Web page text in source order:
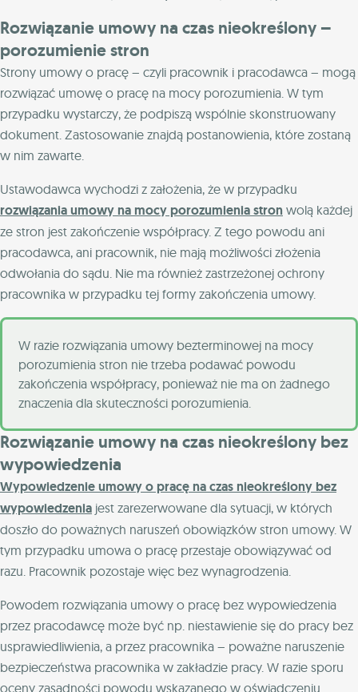
Rozwiązanie umowy na czas nieokreślony –
porozumienie stron
Strony umowy o pracę – czyli pracownik i pracodawca – mogą
rozwiązać umowę o pracę na mocy porozumienia. W tym
przypadku wystarczy, że podpiszą wspólnie skonstruowany
dokument. Zastosowanie znajdą postanowienia, które zostaną
w nim zawarte.
Ustawodawca wychodzi z założenia, że w przypadku
rozwiązania umowy na mocy porozumienia stron wolą każdej
ze stron jest zakończenie współpracy. Z tego powodu ani
pracodawca, ani pracownik, nie mają możliwości złożenia
odwołania do sądu. Nie ma również zastrzeżonej ochrony
pracownika w przypadku tej formy zakończenia umowy.
W razie rozwiązania umowy bezterminowej na mocy
porozumienia stron nie trzeba podawać powodu
zakończenia współpracy, ponieważ nie ma on żadnego
znaczenia dla skuteczności porozumienia.
Rozwiązanie umowy na czas nieokreślony bez
wypowiedzenia
Wypowiedzenie umowy o pracę na czas nieokreślony bez
wypowiedzenia jest zarezerwowane dla sytuacji, w których
doszło do poważnych naruszeń obowiązków stron umowy. W
tym przypadku umowa o pracę przestaje obowiązywać od
razu. Pracownik pozostaje więc bez wynagrodzenia.
Powodem rozwiązania umowy o pracę bez wypowiedzenia
przez pracodawcę może być np. niestawienie się do pracy bez
usprawiedliwienia, a przez pracownika – poważne naruszenie
bezpieczeństwa pracownika w zakładzie pracy. W razie sporu
oceny zasadności powodu wskazanego w oświadczeniu